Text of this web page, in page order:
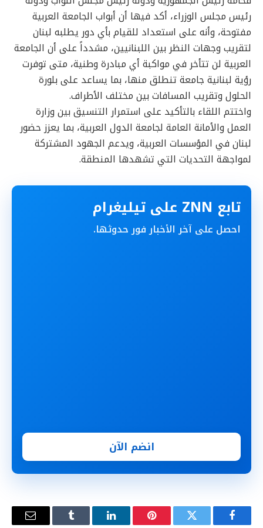
رئيس مجلس الوزراء، أكد فيها أن أبواب الجامعة العربية
مفتوحة، وأنه على استعداد للقيام بأي دور يطلبه لبنان
لتقريب وجهات النظر بين اللبنانيين، مشدداً على أن الجامعة
العربية لن تتأخر في مواكبة أي مبادرة وطنية، متى توفرت
رؤية لبنانية جامعة تنطلق منها، بما يساعد على بلورة
الحلول وتقريب المسافات بين مختلف الأطراف.
واختتم اللقاء بالتأكيد على استمرار التنسيق بين وزارة
العمل والأمانة العامة لجامعة الدول العربية، بما يعزز حضور
لبنان في المؤسسات العربية، ويدعم الجهود المشتركة
لمواجهة التحديات التي تشهدها المنطقة.
تابع ZNN على تيليغرام
احصل على آخر الأخبار فور حدوثها.
انضم الآن
فيسبوك تويتر بينتيريستلينكدإن Tumblr
البريد